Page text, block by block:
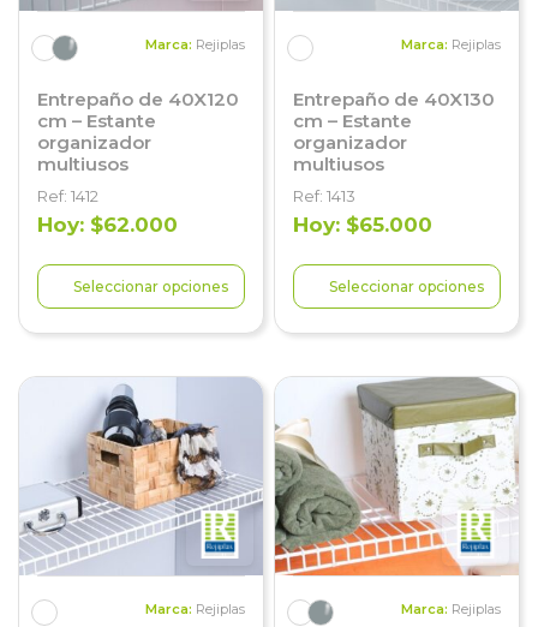
Marca: Rejiplas
Entrepaño de 40X120
cm – Estante
organizador
multiusos
Ref: 1412
Hoy: $62.000
Seleccionar opciones
Marca: Rejiplas
Entrepaño de 40X130
cm – Estante
organizador
multiusos
Ref: 1413
Hoy: $65.000
Seleccionar opciones
Marca: Rejiplas Marca: Rejiplas